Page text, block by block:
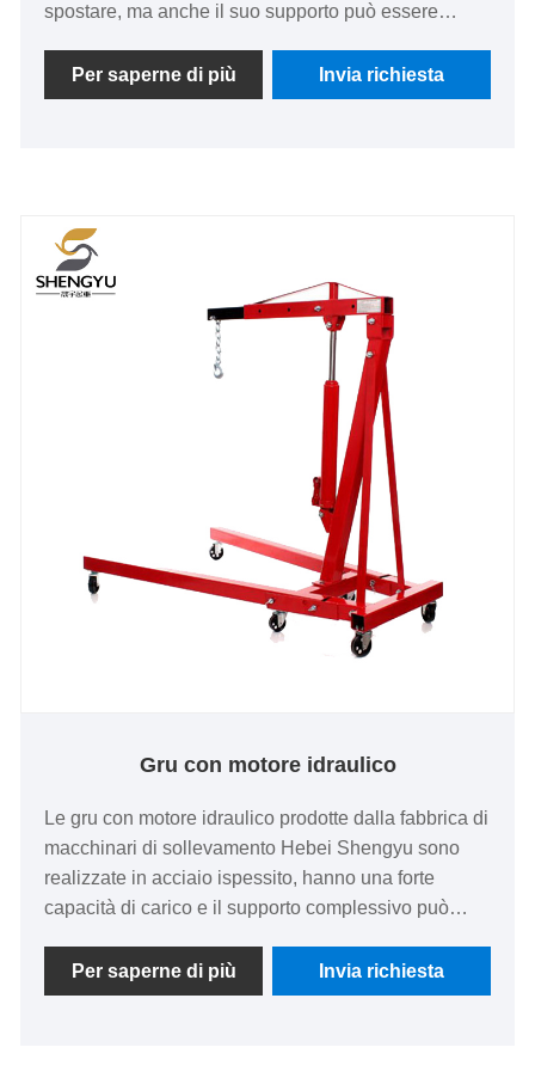
spostare, ma anche il suo supporto può essere
durante lo stoccaggio. Il braccio e la base sono
entrambi realizzati in acciaio spesso, garantendo un
Per saperne di più Invia richiesta
Gru con motore idraulico
Le gru con motore idraulico prodotte dalla fabbrica di
macchinari di sollevamento Hebei Shengyu sono
realizzate in acciaio ispessito, hanno una forte
capacità di carico e il supporto complessivo può
facili da riporre. Possono essere utilizzati in molti
scenari, sono adatti a piccoli spazi e vengono
Per saperne di più Invia richiesta